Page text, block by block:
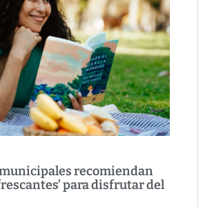
recomiendan
para disfrutar del